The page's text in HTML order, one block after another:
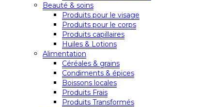
Beauté & soins
Produits pour le visage
Produits pour le corps
Produits capillaires
Huiles & Lotions
Alimentation
Céréales & grains
Condiments & épices
Boissons locales
Produits Frais
Produits Transformés